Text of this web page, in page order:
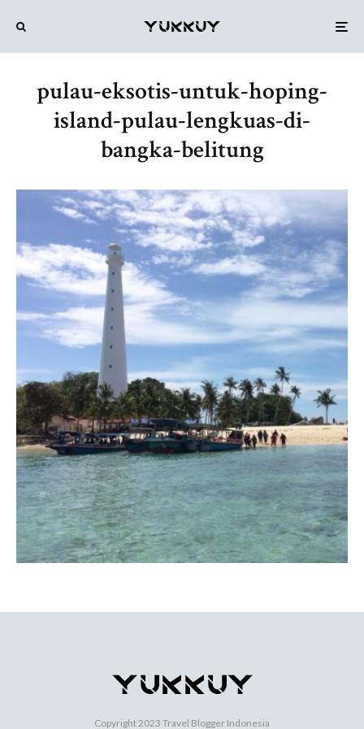
pulau-eksotis-untuk-hoping-
island-pulau-lengkuas-di-
bangka-belitung
Copyright 2023 Travel Blogger Indonesia